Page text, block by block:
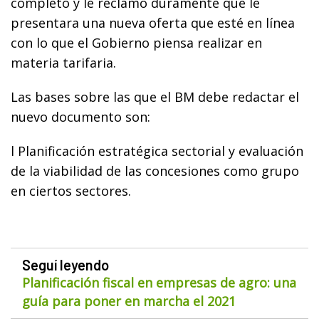
presentara una nueva oferta que esté en línea
con lo que el Gobierno piensa realizar en
materia tarifaria.
Las bases sobre las que el BM debe redactar el
nuevo documento son:
l Planificación estratégica sectorial y evaluación
de la viabilidad de las concesiones como grupo
en ciertos sectores.
Seguí leyendo
Planificación fiscal en empresas de agro: una
guía para poner en marcha el 2021